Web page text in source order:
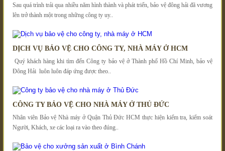
Sau quá trình trải qua nhiều năm hình thành và phát triển, bảo vệ đông hải đã vương
lên trở thành một trong những công ty uy..
DỊCH VỤ BẢO VỆ CHO CÔNG TY, NHÀ MÁY Ở HCM
Quý khách hàng khi tìm đến Công ty bảo vệ ở Thành phố Hồ Chí Minh, bảo vệ
Đông Hải luôn luôn đáp ứng được theo..
CÔNG TY BẢO VỆ CHO NHÀ MÁY Ở THỦ ĐỨC
Nhân viên Bảo vệ Nhà máy ở Quận Thủ Đức HCM thực hiện kiểm tra, kiểm soát
Người, Khách, xe các loại ra vào theo đúng..